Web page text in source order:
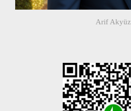
Arif Akyüz